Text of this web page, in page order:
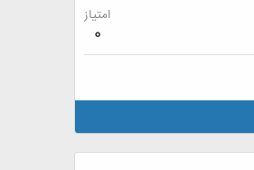
امتیاز
0